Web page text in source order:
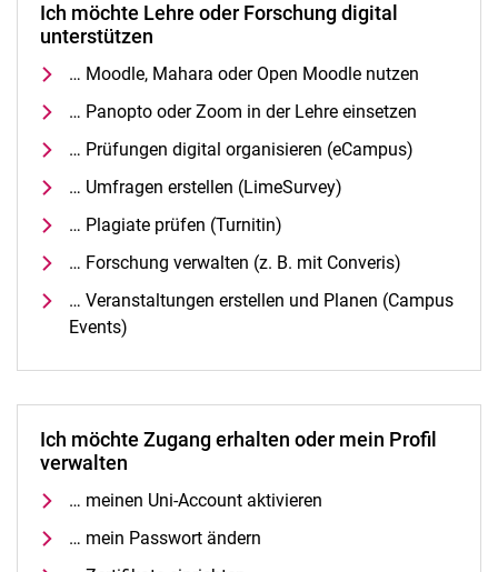
Ich möchte Lehre oder Forschung digital
unterstützen
… Moodle, Mahara oder Open Moodle nutzen
… Panopto oder Zoom in der Lehre einsetzen
… Prüfungen digital organisieren (eCampus)
… Umfragen erstellen (LimeSurvey)
… Plagiate prüfen (Turnitin)
… Forschung verwalten (z. B. mit Converis)
… Veranstaltungen erstellen und Planen (Campus
Events)
Ich möchte Zugang erhalten oder mein Profil
verwalten
… meinen Uni-Account aktivieren
… mein Passwort ändern